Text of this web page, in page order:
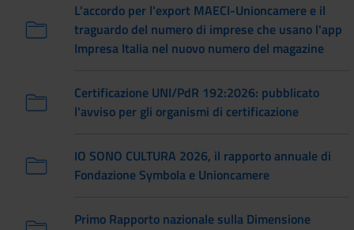
L'accordo per l'export MAECI-Unioncamere e il
traguardo del numero di imprese che usano l'app
Impresa Italia nel nuovo numero del magazine
Certificazione UNI/PdR 192:2026: pubblicato
l'avviso per gli organismi di certificazione
IO SONO CULTURA 2026, il rapporto annuale di
Fondazione Symbola e Unioncamere
Primo Rapporto nazionale sulla Dimensione